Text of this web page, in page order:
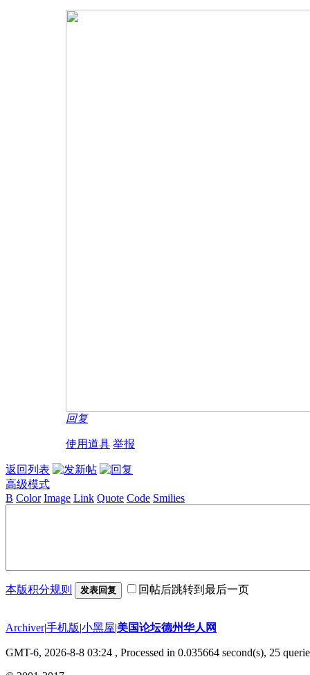
回复
使用道具 举报
返回列表
高级模式
B Color Image Link Quote Code Smilies
本版积分规则 发表回复 回帖后跳转到最后一页
Archiver|手机版|小黑屋|美国论坛德州华人网
GMT-6, 2026-8-8 03:24 , Processed in 0.035664 second(s), 25